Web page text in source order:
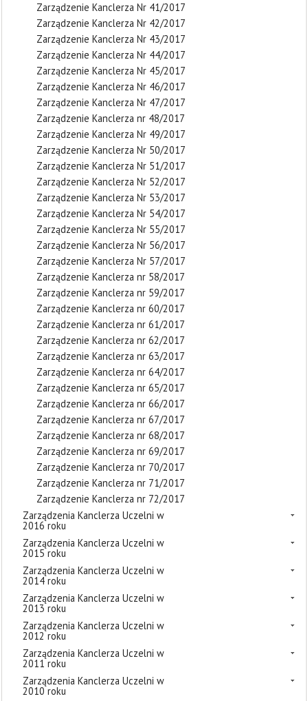
Zarządzenie Kanclerza Nr 41/2017
Zarządzenie Kanclerza Nr 42/2017
Zarządzenie Kanclerza Nr 43/2017
Zarządzenie Kanclerza Nr 44/2017
Zarządzenie Kanclerza Nr 45/2017
Zarządzenie Kanclerza Nr 46/2017
Zarządzenie Kanclerza Nr 47/2017
Zarządzenie Kanclerza nr 48/2017
Zarządzenie Kanclerza Nr 49/2017
Zarządzenie Kanclerza Nr 50/2017
Zarządzenie Kanclerza Nr 51/2017
Zarządzenie Kanclerza Nr 52/2017
Zarządzenie Kanclerza Nr 53/2017
Zarządzenie Kanclerza Nr 54/2017
Zarządzenie Kanclerza Nr 55/2017
Zarządzenie Kanclerza Nr 56/2017
Zarządzenie Kanclerza Nr 57/2017
Zarządzenie Kanclerza nr 58/2017
Zarządzenie Kanclerza nr 59/2017
Zarządzenie Kanclerza nr 60/2017
Zarządzenie Kanclerza nr 61/2017
Zarządzenie Kanclerza nr 62/2017
Zarządzenie Kanclerza nr 63/2017
Zarządzenie Kanclerza nr 64/2017
Zarządzenie Kanclerza nr 65/2017
Zarządzenie Kanclerza nr 66/2017
Zarządzenie Kanclerza nr 67/2017
Zarządzenie Kanclerza nr 68/2017
Zarządzenie Kanclerza nr 69/2017
Zarządzenie Kanclerza nr 70/2017
Zarządzenie Kanclerza nr 71/2017
Zarządzenie Kanclerza nr 72/2017
Zarządzenia Kanclerza Uczelni w
2016 roku
Zarządzenia Kanclerza Uczelni w
2015 roku
Zarządzenia Kanclerza Uczelni w
2014 roku
Zarządzenia Kanclerza Uczelni w
2013 roku
Zarządzenia Kanclerza Uczelni w
2012 roku
Zarządzenia Kanclerza Uczelni w
2011 roku
Zarządzenia Kanclerza Uczelni w
2010 roku